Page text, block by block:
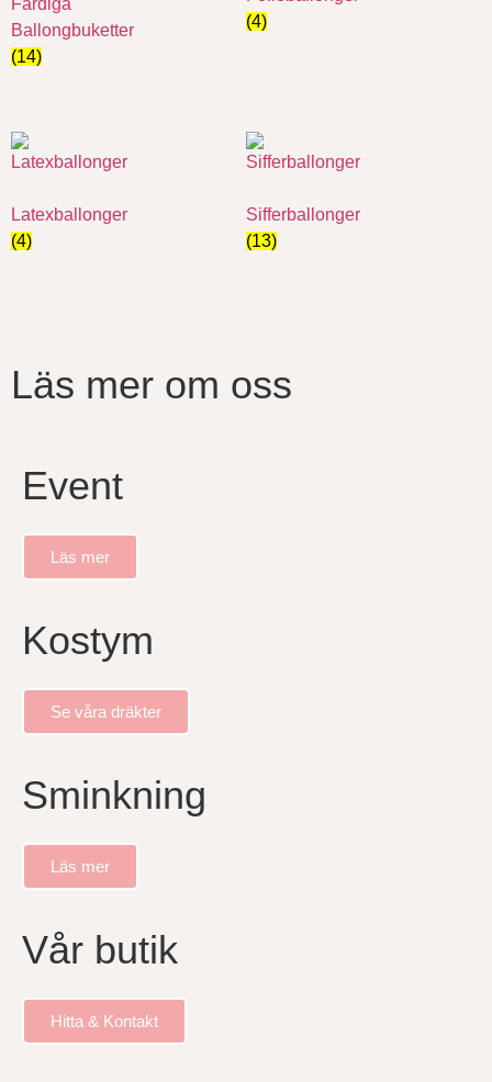
Färdiga
Ballongbuketter
(14)
(4)
Latexballonger
(4)
Sifferballonger
(13)
Läs mer om oss
Event
Läs mer
Kostym
Se våra dräkter
Sminkning
Läs mer
Vår butik
Hitta & Kontakt